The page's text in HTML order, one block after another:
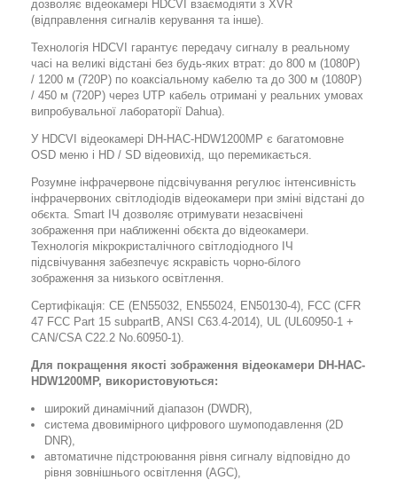
дозволяє відеокамері HDCVI взаємодіяти з XVR
(відправлення сигналів керування та інше).
Технологія HDCVI гарантує передачу сигналу в реальному
часі на великі відстані без будь-яких втрат: до 800 м (1080P)
/ 1200 м (720P) по коаксіальному кабелю та до 300 м (1080P)
/ 450 м (720P) через UTP кабель отримані у реальних умовах
випробувальної лабораторії Dahua).
У HDCVI відеокамері DH-HAC-HDW1200МP є багатомовне
OSD меню і HD / SD відеовихід, що перемикається.
Розумне інфрачервоне підсвічування регулює інтенсивність
інфрачервоних світлодіодів відеокамери при зміні відстані до
обєкта. Smart ІЧ дозволяє отримувати незасвічені
зображення при наближенні обєкта до відеокамери.
Технологія мікрокристалічного світлодіодного ІЧ
підсвічування забезпечує яскравість чорно-білого
зображення за низького освітлення.
Сертифікація: CE (EN55032, EN55024, EN50130-4), FCC (CFR
47 FCC Part 15 subpartB, ANSI C63.4-2014), UL (UL60950-1 +
CAN/CSA C22.2 No.60950-1).
Для покращення якості зображення відеокамери DH-HAC-
HDW1200МP, використовуються:
широкий динамічний діапазон (DWDR),
система двовимірного цифрового шумоподавлення (2D
DNR),
автоматичне підстроювання рівня сигналу відповідно до
рівня зовнішнього освітлення (AGC),